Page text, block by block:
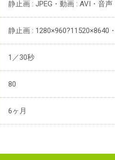
静止画 : JPEG・動画 : AVI・音声
静止画 : 1280×960?11520×8640
1／30秒
80
6ヶ月